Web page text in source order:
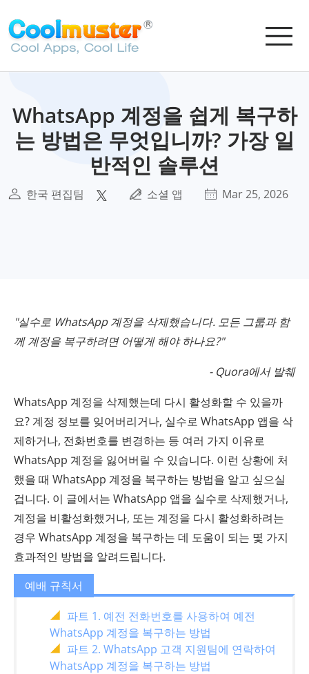
WhatsApp 계정을 쉽게 복구하
는 방법은 무엇입니까? 가장 일
반적인 솔루션
한국 편집팀 소셜 앱 Mar 25, 2026
"실수로 WhatsApp 계정을 삭제했습니다. 모든 그룹과 함
께 계정을 복구하려면 어떻게 해야 하나요?"
- Quora에서 발췌
WhatsApp 계정을 삭제했는데 다시 활성화할 수 있을까
요? 계정 정보를 잊어버리거나, 실수로 WhatsApp 앱을 삭
제하거나, 전화번호를 변경하는 등 여러 가지 이유로
WhatsApp 계정을 잃어버릴 수 있습니다. 이런 상황에 처
했을 때 WhatsApp 계정을 복구하는 방법을 알고 싶으실
겁니다. 이 글에서는 WhatsApp 앱을 실수로 삭제했거나,
계정을 비활성화했거나, 또는 계정을 다시 활성화하려는
경우 WhatsApp 계정을 복구하는 데 도움이 되는 몇 가지
효과적인 방법을 알려드립니다.
예배 규칙서
파트 1. 예전 전화번호를 사용하여 예전
WhatsApp 계정을 복구하는 방법
파트 2. WhatsApp 고객 지원팀에 연락하여
WhatsApp 계정을 복구하는 방법